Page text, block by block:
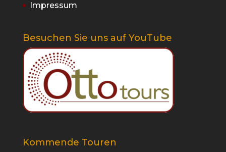
Impressum
Besuchen Sie uns auf YouTube
Kommende Touren